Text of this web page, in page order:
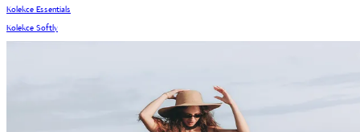
Kolekce Essentials
Kolekce Softly